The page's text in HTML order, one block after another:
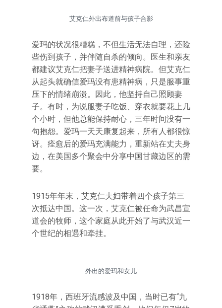
艾克仁外出布道前与孩子合影
爱玛的状况很糟糕，不但生活无法自理，还险
些伤到孩子，并伴随自杀的倾向。医生和亲友
都建议艾克仁把妻子送进精神病院。但艾克仁
从起头就确信爱玛没有患精神病，只是服事重
压下的情绪崩溃。因此，他坚持自己照顾妻
子。有时，为说服妻子吃饭、穿衣就要花上几
个小时，但他总能保持耐心，三年时间没有一
句抱怨。爱玛一天天康复起来，所有人都很惊
讶。痊愈后的爱玛充满能力，重新站在丈夫身
边，在美国多个聚会中分享中国甘藏边区的需
要。
1915年年末，艾克仁夫妇带着四个孩子第三
次抵达中国。这一次，艾克仁被任命为武昌宣
道会的牧师，这个家庭从此开始了与武汉近一
个世纪的相遇和牵挂。
外出的爱玛和女儿
1918年，西班牙流感波及中国，当时已有“九